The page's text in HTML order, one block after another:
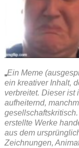
„Ein Meme
ein kreativer Inhalt,
verbreitet. Dieser ist
aufheiternd,
erstellte Werke
aus dem
Zeichnungen,